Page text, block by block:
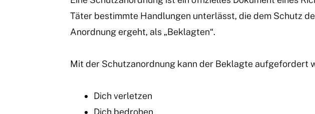
Täter bestimmte Handlungen unterlässt, die dem Schutz
Anordnung ergeht, als „Beklagten“.
Mit der Schutzanordnung kann der Beklagte aufgefordert
Dich verletzen
Dich bedrohen